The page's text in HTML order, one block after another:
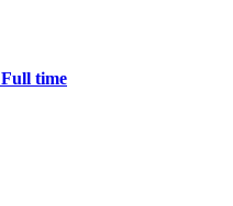
Full time